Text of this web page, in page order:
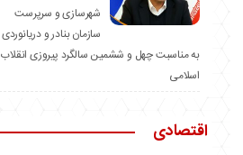
شهرسازی و سرپرست
سازمان بنادر و دریانوردی
به مناسبت چهل و ششمین سالگرد پیروزی انقلاب
اسلامی
اقتصادی